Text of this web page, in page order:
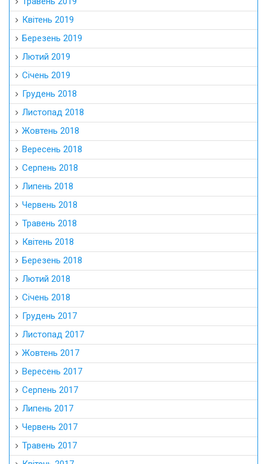
Квітень 2019
Березень 2019
Лютий 2019
Січень 2019
Грудень 2018
Листопад 2018
Жовтень 2018
Вересень 2018
Серпень 2018
Липень 2018
Червень 2018
Травень 2018
Квітень 2018
Березень 2018
Лютий 2018
Січень 2018
Грудень 2017
Листопад 2017
Жовтень 2017
Вересень 2017
Серпень 2017
Липень 2017
Червень 2017
Травень 2017